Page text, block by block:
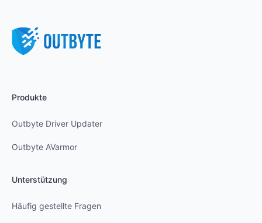
Produkte
Outbyte Driver Updater
Outbyte AVarmor
Unterstützung
Häufig gestellte Fragen